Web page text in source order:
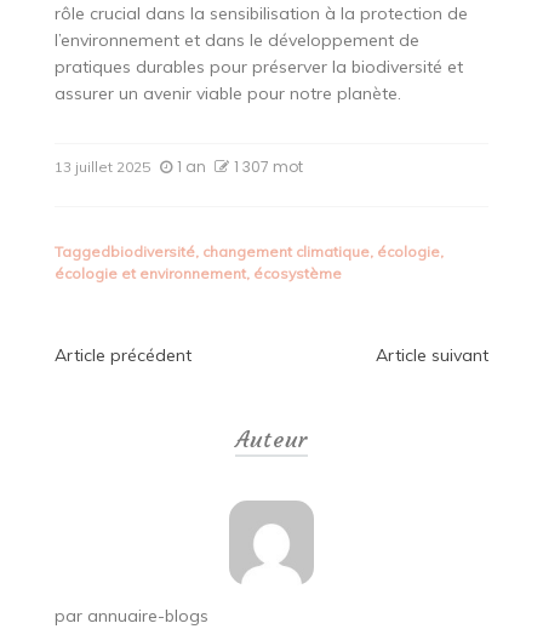
rôle crucial dans la sensibilisation à la protection de
l’environnement et dans le développement de
pratiques durables pour préserver la biodiversité et
assurer un avenir viable pour notre planète.
13 juillet 2025 1 an 1 307 mot
Taggedbiodiversité, changement climatique, écologie,
écologie et environnement, écosystème
Navigation
Article précédent Article suivant
Auteur
par annuaire-blogs